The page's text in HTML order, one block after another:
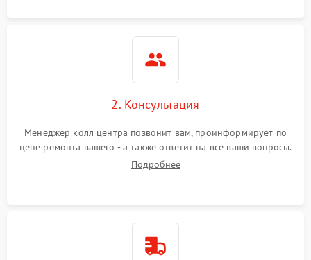
2. Консультация
Менеджер колл центра позвонит вам, проинформирует по
цене ремонта вашего - а также ответит на все ваши вопросы.
Подробнее